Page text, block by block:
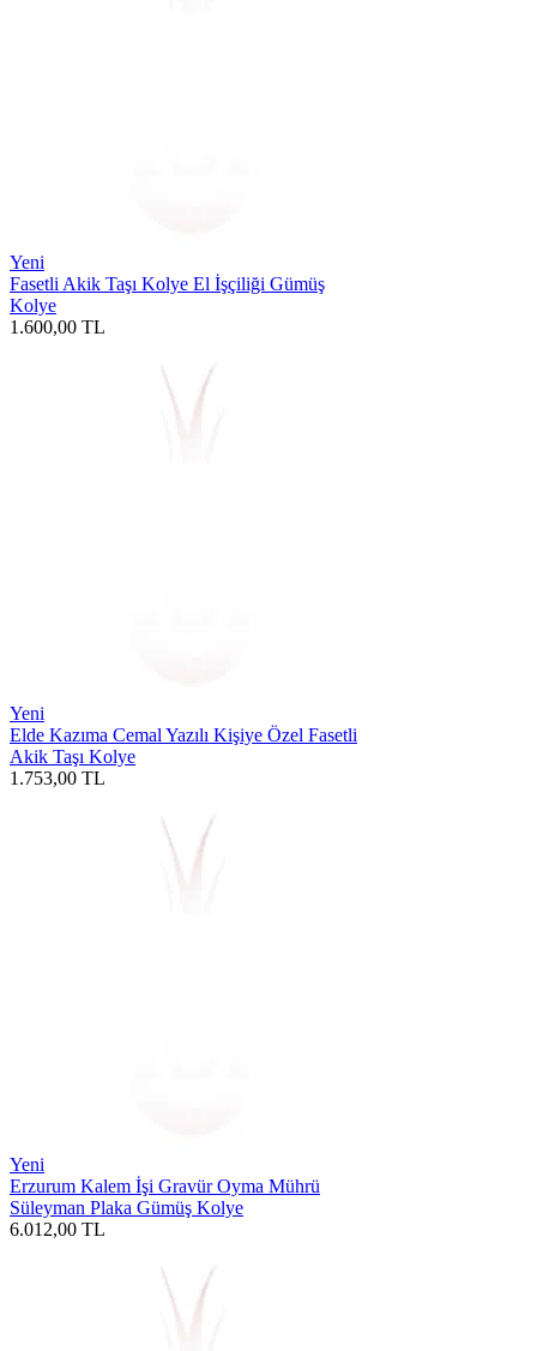
Yeni
Fasetli Akik Taşı Kolye El İşçiliği Gümüş
Kolye
1.600,00 TL
Yeni
Elde Kazıma Cemal Yazılı Kişiye Özel Fasetli
Akik Taşı Kolye
1.753,00 TL
Yeni
Erzurum Kalem İşi Gravür Oyma Mührü
Süleyman Plaka Gümüş Kolye
6.012,00 TL